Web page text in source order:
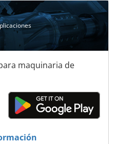
maquinaria de